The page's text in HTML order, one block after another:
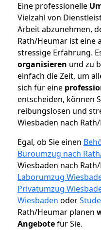
Eine professionelle
Vielzahl von
Arbeit abzunehmen,
Rath/Heumar ist eine
stressige Erfahrung.
organisieren und zu
einfach die Zeit, um
sich für eine
entscheiden, können
reibungslosen und
Wiesbaden nach
Egal, ob Sie einen
Büroumzug nach
Wiesbaden nach
Laborumzug
Privatumzug
Wiesbaden oder
Rath/Heumar planen
Angebotefür Sie.